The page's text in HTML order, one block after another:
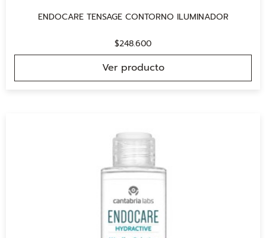
ENDOCARE TENSAGE CONTORNO ILUMINADOR
$248.600
Ver producto